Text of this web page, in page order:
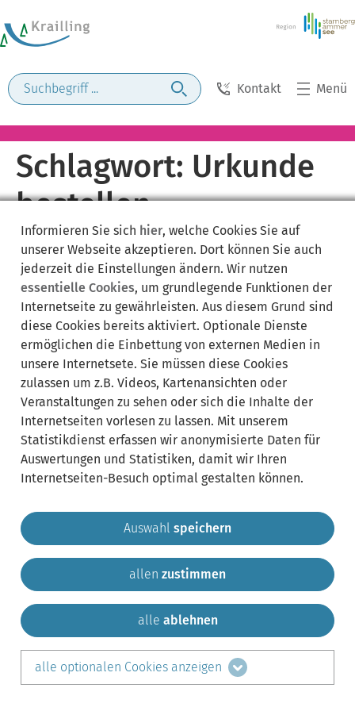
Kontakt Menü
Schlagwort: Urkunde
bestellen
Gemeinde Krailling Impressum
Sitemap
Kontakt
teilen auf:
LinkedIn
Informieren Sie sich hier, welche Cookies Sie auf
unserer Webseite akzeptieren. Dort können Sie auch
jederzeit die Einstellungen ändern. Wir nutzen
essentielle Cookies, um grundlegende Funktionen der
Internetseite zu gewährleisten. Aus diesem Grund sind
diese Cookies bereits aktiviert. Optionale Dienste
ermöglichen die Einbettung von externen Medien in
unsere Internetsete. Sie müssen diese Cookies
zulassen um z.B. Videos, Kartenansichten oder
Veranstaltungen zu sehen oder sich die Inhalte der
Internetseiten vorlesen zu lassen. Mit unserem
Statistikdienst erfassen wir anonymisierte Daten für
Auswertungen und Statistiken, damit wir Ihren
Internetseiten-Besuch optimal gestalten können.
Auswahl speichern
allen zustimmen
alle ablehnen
alle optionalen Cookies anzeigen